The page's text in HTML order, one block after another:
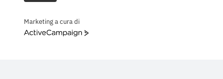
Marketing a cura di
ActiveCampaign